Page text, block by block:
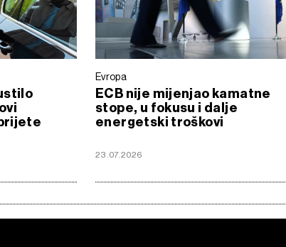
Evropa
ECB nije mijenjao kamatne
stope, u fokusu i dalje
energetski troškovi
23.07.2026